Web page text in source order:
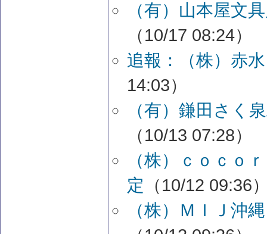
（有）山本屋文
（10/17 08:24）
追報：（株）赤
14:03）
（有）鎌田さく
（10/13 07:28）
（株）ｃｏｃｏ
定 （10/12 09:36
（株）ＭＩＪ沖